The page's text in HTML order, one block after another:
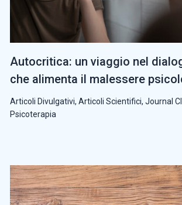
Autocritica: un viaggio nel
che alimenta il malessere
Articoli Divulgativi, Articoli Scientifici, Journal
Psicoterapia